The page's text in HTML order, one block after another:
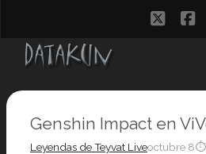
Genshin Impact en
Leyendas de Teyvat Liveoctubre 8⏱